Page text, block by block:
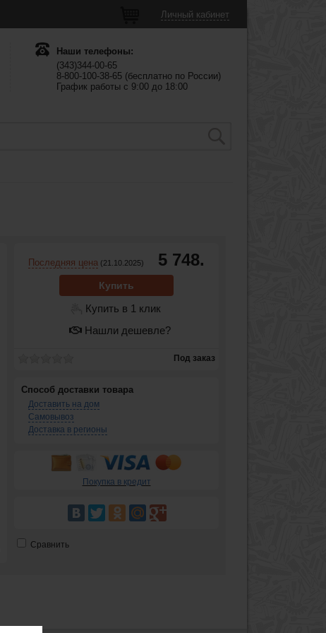
Личный кабинет
Наши телефоны:
(343)344-00-65
8-800-100-38-65 (бесплатно по России)
График работы с 9:00 до 18:00
Последняя цена (21.10.2025) 5 748.
Купить
Купить в 1 клик
Нашли дешевле?
Под заказ
Способ доставки товара
Доставить на дом
Самовывоз
Доставка в регионы
Покупка в кредит
Сравнить